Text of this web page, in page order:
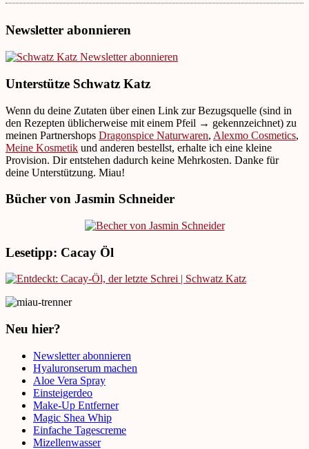
Newsletter abonnieren
Unterstütze Schwatz Katz
Wenn du deine Zutaten über einen Link zur Bezugsquelle (sind in
den Rezepten üblicherweise mit einem Pfeil → gekennzeichnet) zu
meinen Partnershops Dragonspice Naturwaren, Alexmo Cosmetics,
Meine Kosmetik und anderen bestellst, erhalte ich eine kleine
Provision. Dir entstehen dadurch keine Mehrkosten. Danke für
deine Unterstützung. Miau!
Bücher von Jasmin Schneider
Lesetipp: Cacay Öl
Neu hier?
Newsletter abonnieren
Hyaluronserum machen
Aloe Vera Spray
Einsteigerdeo
Make-Up Entferner
Magic Shea Whip
Einfache Tagescreme
Mizellenwasser